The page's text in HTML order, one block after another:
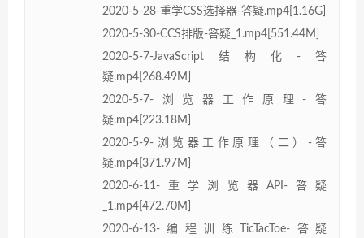
2020-5-28-重学CSS选择器-答疑.mp4[1.16G]
2020-5-30-CCS排版-答疑_1.mp4[551.44M]
2020-5-7-JavaScript结构化-答
疑.mp4[268.49M]
2020-5-7-浏览器工作原理-答
疑.mp4[223.18M]
2020-5-9-浏览器工作原理（二）-答
疑.mp4[371.97M]
2020-6-11-重学浏览器API-答疑
_1.mp4[472.70M]
2020-6-13-编程训练TicTacToe-答疑